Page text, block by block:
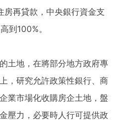
再貸款，中央銀行資金支
到100%。
土地，在將部分地方政府專
，研究允許政策性銀行、商
業市場化收購房企土地，盤
壓力，必要時人行可提供政